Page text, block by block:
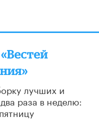
лучших и
два раза в неделю: